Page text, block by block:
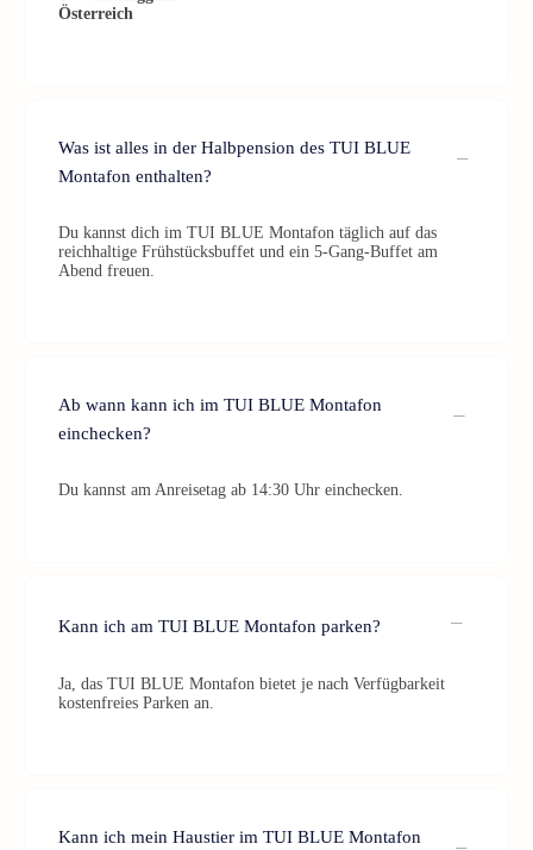
Österreich
Was ist alles in der Halbpension des TUI BLUE
Montafon enthalten?
Du kannst dich im TUI BLUE Montafon täglich auf das
reichhaltige Frühstücksbuffet und ein 5-Gang-Buffet am
Abend freuen.
Ab wann kann ich im TUI BLUE Montafon
einchecken?
Du kannst am Anreisetag ab 14:30 Uhr einchecken.
Kann ich am TUI BLUE Montafon parken?
Ja, das TUI BLUE Montafon bietet je nach Verfügbarkeit
kostenfreies Parken an.
Kann ich mein Haustier im TUI BLUE Montafon